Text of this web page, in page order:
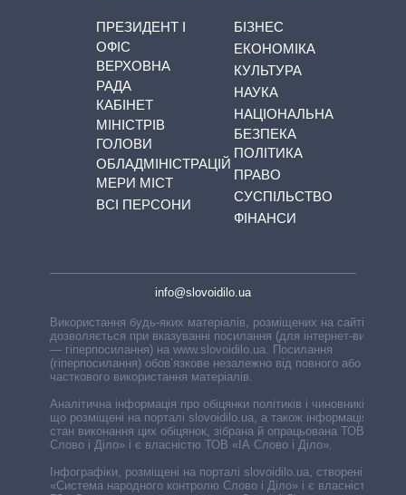
ПРЕЗИДЕНТ І
ОФІС
ВЕРХОВНА
РАДА
КАБІНЕТ
МІНІСТРІВ
ГОЛОВИ
ОБЛАДМІНІСТРАЦІЙ
МЕРИ МІСТ
ВСІ ПЕРСОНИ
БІЗНЕС
ЕКОНОМІКА
КУЛЬТУРА
НАУКА
НАЦІОНАЛЬНА
БЕЗПЕКА
ПОЛІТИКА
ПРАВО
СУСПІЛЬСТВО
ФІНАНСИ
info@slovoidilo.ua
Використання будь-яких матеріалів, розміщених на сайті,
дозволяється при вказуванні посилання (для інтернет-видань
— гіперпосилання) на www.slovoidilo.ua. Посилання
(гіперпосилання) обов’язкове незалежно від повного або
часткового використання матеріалів.
Аналітична інформація про обіцянки політиків і чиновників,
що розміщені на порталі slovoidilo.ua, а також інформація про
стан виконання цих обіцянок, зібрана й опрацьована ТОВ «ІА
Слово і Діло» і є власністю ТОВ «ІА Слово і Діло».
Інфографіки, розміщені на порталі slovoidilo.ua, створені ГО
«Система народного контролю Слово і Діло» і є власністю